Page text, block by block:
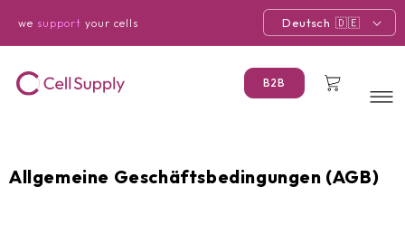
zum
we support your cells Deutsch
B2B Warenkorb
Allgemeine Geschäftsbedingungen (AGB)